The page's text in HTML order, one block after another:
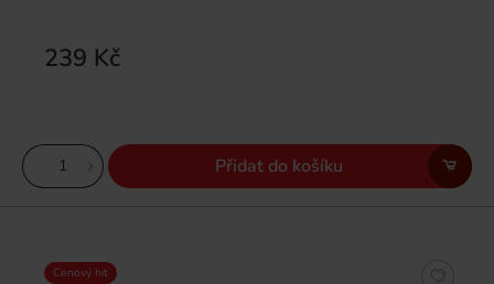
239 Kč
Přidat do košíku
Cenový hit